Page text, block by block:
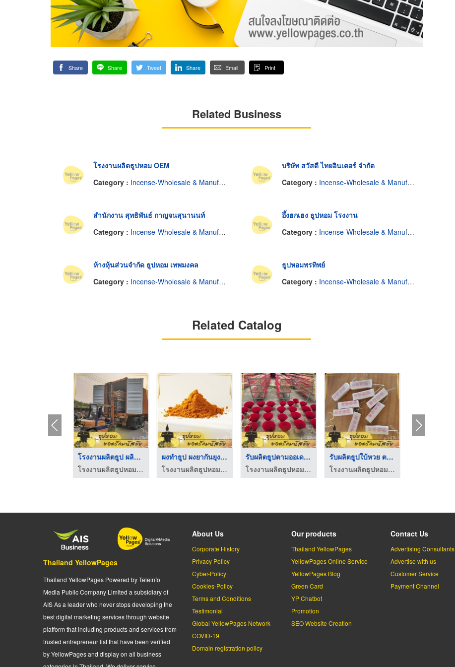
Share Share Tweet Share Email Print
Related Business
โรงงานผลิตธูปหอม OEM
Category : Incense-Wholesale & Manufacturers
บริษัท สวัสดี ไทยอินเตอร์ จำกัด
Category : Incense-Wholesale & Manufacturers
สำนักงาน สุทธิพันธ์ กาญจนสุนานนท์
Category : Incense-Wholesale & Manufacturers
อึ้งฮกเฮง ธูปหอม โรงงาน
Category : Incense-Wholesale & Manufacturers
ห้างหุ้นส่วนจำกัด ธูปหอม เทพมงคล
Category : Incense-Wholesale & Manufacturers
ธูปหอมพรทิพย์
Category : Incense-Wholesale & Manufacturers
Related Catalog
โรงงานผลิตธูป ผลิตกำ ...
โรงงานผลิตธูปหอม OEM
ผงทำธูป ผงยากันยุง ร ...
โรงงานผลิตธูปหอม OEM
รับผลิตธูปตามออเดอร์ ...
โรงงานผลิตธูปหอม OEM
รับผลิตธูปใบ้หวย ตาม ...
โรงงานผลิตธูปหอม OEM
Thailand YellowPages
Thailand YellowPages Powered by Teleinfo
Media Public Company Limited a subsidiary of
AIS As a leader who never stops developing the
best digital marketing services through website
platform that including products and services from
trusted entrepreneur list that have been verified
by YellowPages and display on all business
About Us
Corporate History
Privacy Policy
Cyber-Policy
Cookies-Policy
Terms and Conditions
Testimonial
Global YellowPages Network
COVID-19
Domain registration policy
Our products
Thailand YellowPages
YellowPages Online Service
YellowPages Blog
Green Card
YP Chatbot
Promotion
SEO Website Creation
Contact Us
Advertising Consultants
Advertise with us
Customer Service
Payment Channel